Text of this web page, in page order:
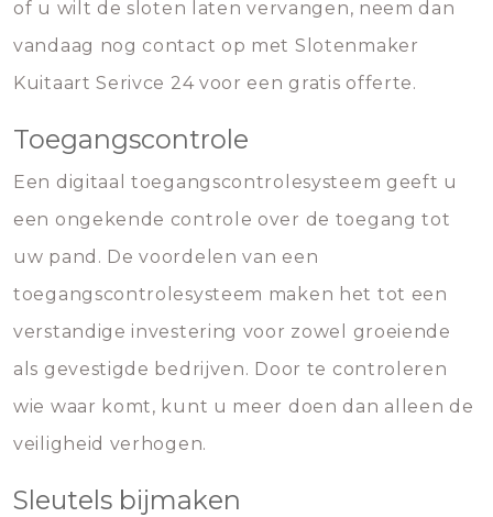
of u wilt de sloten laten vervangen, neem dan
vandaag nog contact op met Slotenmaker
Kuitaart Serivce 24 voor een gratis offerte.
Toegangscontrole
Een digitaal toegangscontrolesysteem geeft u
een ongekende controle over de toegang tot
uw pand. De voordelen van een
toegangscontrolesysteem maken het tot een
verstandige investering voor zowel groeiende
als gevestigde bedrijven. Door te controleren
wie waar komt, kunt u meer doen dan alleen de
veiligheid verhogen.
Sleutels bijmaken